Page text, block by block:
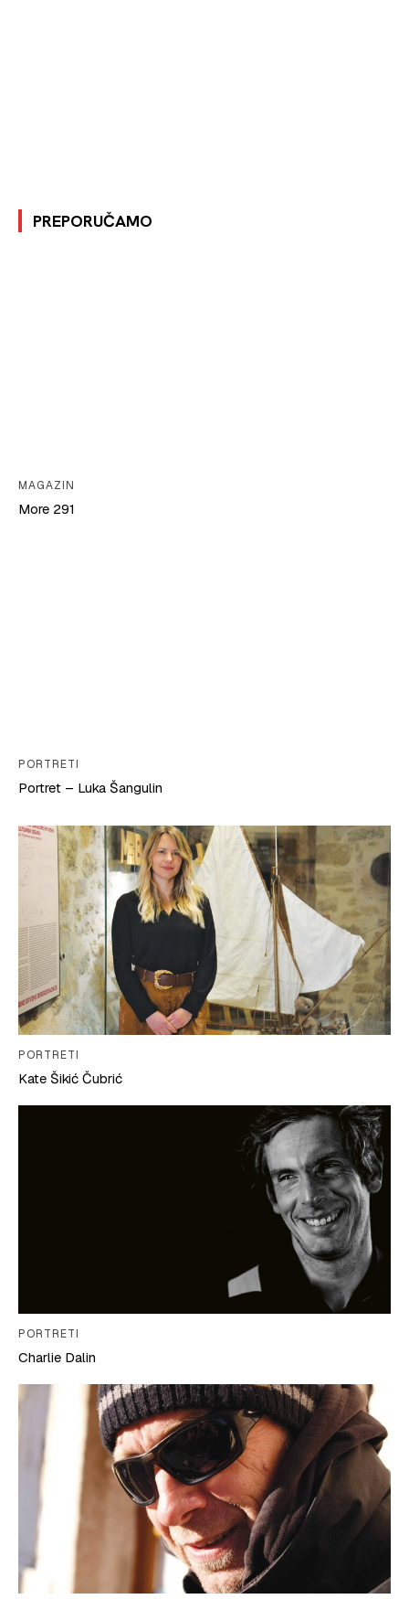
PREPORUČAMO
MAGAZIN
More 291
PORTRETI
Portret – Luka Šangulin
PORTRETI
Kate Šikić Čubrić
PORTRETI
Charlie Dalin